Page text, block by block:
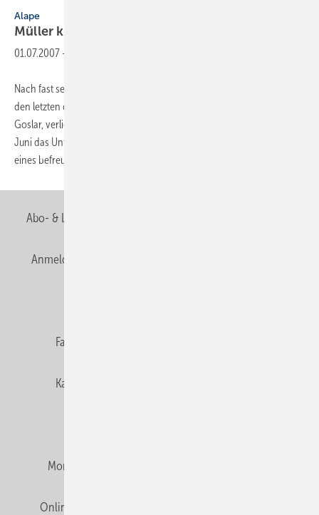
Alape
Müller kommt ­ für
01.07.2007 -
Nach fast sechsjähriger Tätigkeit in der Dornbracht-Gruppe, davon in
den letzten drei Jahren in der Geschäftsleitung der Alape GmbH in
Goslar, verließ der alleinige Geschäftsführer Henning Sieverts zum 15.
Juni das Unternehmen. Sieverts hatte sich entschlossen, das Angebot
eines befreundeten...
Abo- & Leserservice
Anmelden
Fachbeiträge
Karriere bei Gentner
Montagezeiten Heizung
Online Mediadaten